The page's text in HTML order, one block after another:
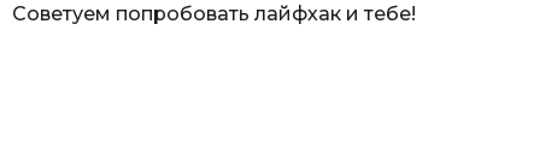
Советуем попробовать лайфхак и тебе!